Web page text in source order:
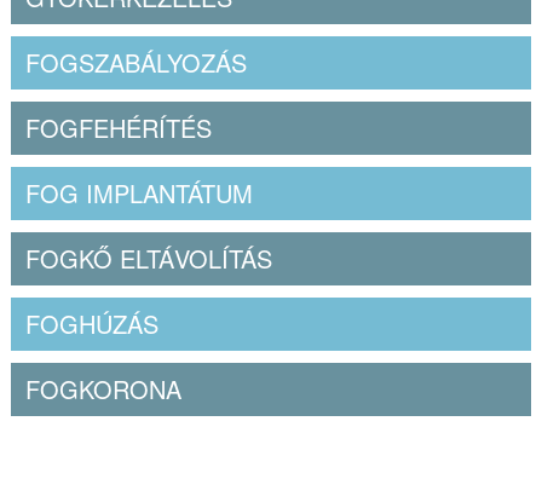
FOGSZABÁLYOZÁS
FOGFEHÉRÍTÉS
FOG IMPLANTÁTUM
FOGKŐ ELTÁVOLÍTÁS
FOGHÚZÁS
FOGKORONA